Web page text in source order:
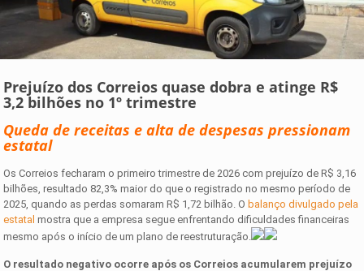
Prejuízo dos Correios quase dobra e atinge R$
3,2 bilhões no 1º trimestre
Queda de receitas e alta de despesas pressionam
estatal
Os Correios fecharam o primeiro trimestre de 2026 com prejuízo de R$ 3,16
bilhões, resultado 82,3% maior do que o registrado no mesmo período de
2025, quando as perdas somaram R$ 1,72 bilhão. O balanço divulgado pela
estatal mostra que a empresa segue enfrentando dificuldades financeiras
mesmo após o início de um plano de reestruturação.
O resultado negativo ocorre após os Correios acumularem prejuízo